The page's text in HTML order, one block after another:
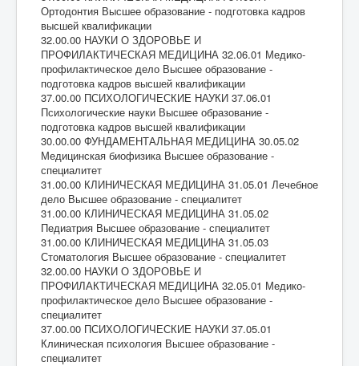
Ортодонтия Высшее образование - подготовка кадров
высшей квалификации
32.00.00 НАУКИ О ЗДОРОВЬЕ И
ПРОФИЛАКТИЧЕСКАЯ МЕДИЦИНА 32.06.01 Медико-
профилактическое дело Высшее образование -
подготовка кадров высшей квалификации
37.00.00 ПСИХОЛОГИЧЕСКИЕ НАУКИ 37.06.01
Психологические науки Высшее образование -
подготовка кадров высшей квалификации
30.00.00 ФУНДАМЕНТАЛЬНАЯ МЕДИЦИНА 30.05.02
Медицинская биофизика Высшее образование -
специалитет
31.00.00 КЛИНИЧЕСКАЯ МЕДИЦИНА 31.05.01 Лечебное
дело Высшее образование - специалитет
31.00.00 КЛИНИЧЕСКАЯ МЕДИЦИНА 31.05.02
Педиатрия Высшее образование - специалитет
31.00.00 КЛИНИЧЕСКАЯ МЕДИЦИНА 31.05.03
Стоматология Высшее образование - специалитет
32.00.00 НАУКИ О ЗДОРОВЬЕ И
ПРОФИЛАКТИЧЕСКАЯ МЕДИЦИНА 32.05.01 Медико-
профилактическое дело Высшее образование -
специалитет
37.00.00 ПСИХОЛОГИЧЕСКИЕ НАУКИ 37.05.01
Клиническая психология Высшее образование -
специалитет